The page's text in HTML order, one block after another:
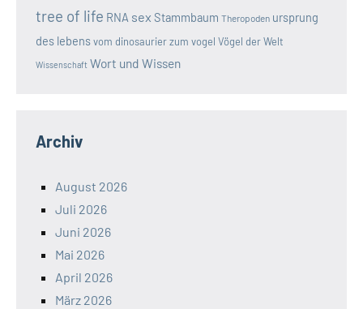
tree of life RNA sex Stammbaum Theropoden ursprung
des lebensvom dinosaurier zum vogel Vögel der Welt
Wissenschaft Wort und Wissen
Archiv
August 2026
Juli 2026
Juni 2026
Mai 2026
April 2026
März 2026